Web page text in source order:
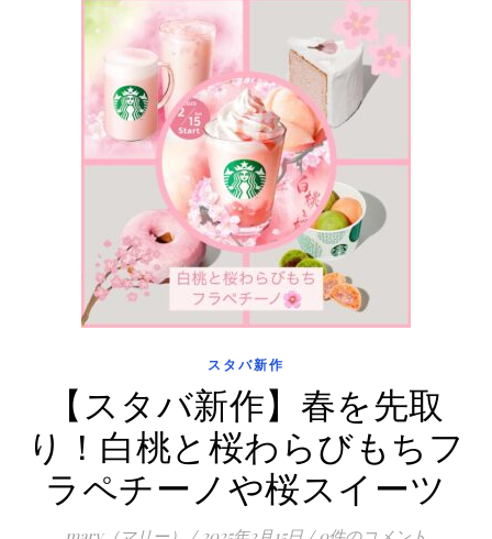
スタバ新作
【スタバ新作】春を先取
り！白桃と桜わらびもちフ
ラペチーノや桜スイーツ